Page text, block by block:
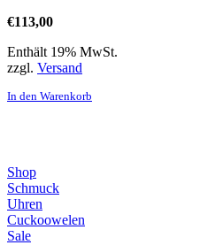
€113,00
Enthält 19% MwSt.
zzgl. Versand
In den Warenkorb
Shop
Schmuck
Uhren
Cuckoowelen
Sale